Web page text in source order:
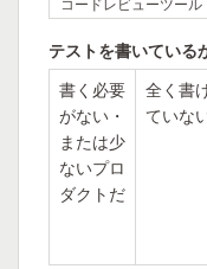
テストを書いている
書く必要
がない・
または少
ないプロ
ダクトだ
全く書
ていな